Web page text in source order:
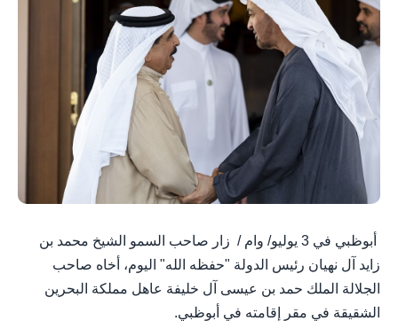
أبوظبي في 3 يوليو/ وام / زار صاحب السمو الشيخ محمد بن
زايد آل نهيان رئيس الدولة "حفظه الله" اليوم، أخاه صاحب
الجلالة الملك حمد بن عيسى آل خليفة عاهل مملكة البحرين
الشقيقة في مقر إقامته في أبوظبي.